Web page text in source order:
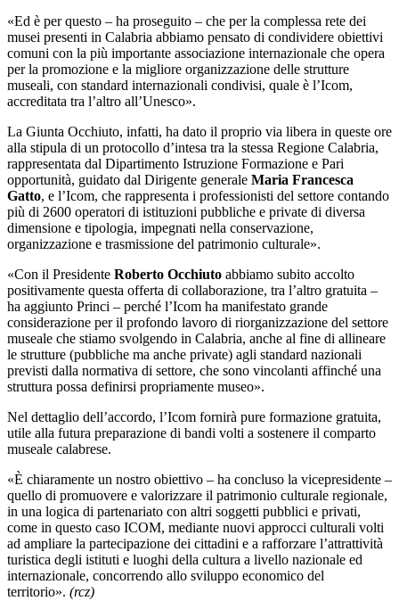
«Ed è per questo – ha proseguito – che per la complessa rete dei
musei presenti in Calabria abbiamo pensato di condividere obiettivi
comuni con la più importante associazione internazionale che opera
per la promozione e la migliore organizzazione delle strutture
museali, con standard internazionali condivisi, quale è l’Icom,
accreditata tra l’altro all’Unesco».
La Giunta Occhiuto, infatti, ha dato il proprio via libera in queste ore
alla stipula di un protocollo d’intesa tra la stessa Regione Calabria,
rappresentata dal Dipartimento Istruzione Formazione e Pari
opportunità, guidato dal Dirigente generale Maria Francesca
Gatto, e l’Icom, che rappresenta i professionisti del settore contando
più di 2600 operatori di istituzioni pubbliche e private di diversa
dimensione e tipologia, impegnati nella conservazione,
organizzazione e trasmissione del patrimonio culturale».
«Con il Presidente Roberto Occhiuto abbiamo subito accolto
positivamente questa offerta di collaborazione, tra l’altro gratuita –
ha aggiunto Princi – perché l’Icom ha manifestato grande
considerazione per il profondo lavoro di riorganizzazione del settore
museale che stiamo svolgendo in Calabria, anche al fine di allineare
le strutture (pubbliche ma anche private) agli standard nazionali
previsti dalla normativa di settore, che sono vincolanti affinché una
struttura possa definirsi propriamente museo».
Nel dettaglio dell’accordo, l’Icom fornirà pure formazione gratuita,
utile alla futura preparazione di bandi volti a sostenere il comparto
museale calabrese.
«È chiaramente un nostro obiettivo – ha concluso la vicepresidente –
quello di promuovere e valorizzare il patrimonio culturale regionale,
in una logica di partenariato con altri soggetti pubblici e privati,
come in questo caso ICOM, mediante nuovi approcci culturali volti
ad ampliare la partecipazione dei cittadini e a rafforzare l’attrattività
turistica degli istituti e luoghi della cultura a livello nazionale ed
internazionale, concorrendo allo sviluppo economico del
territorio». (rcz)